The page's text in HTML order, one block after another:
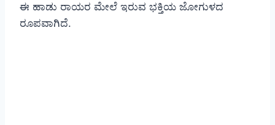
ಈ ಹಾಡು ರಾಯರ ಮೇಲೆ ಇರುವ ಭಕ್ತಿಯ ಜೋಗುಳದ
ರೂಪವಾಗಿದೆ.